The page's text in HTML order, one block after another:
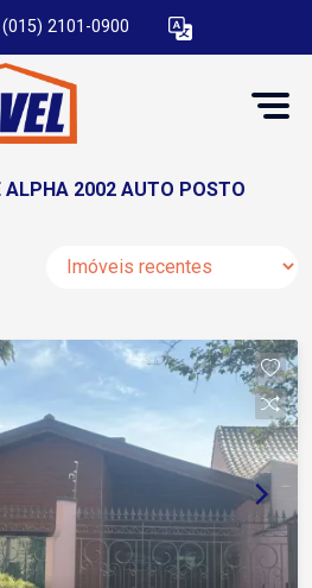
(015) 2101-0900
ALPHA 2002 AUTO POSTO